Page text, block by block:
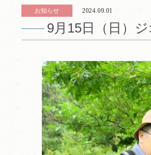
お知らせ 2024.09.01
9月15日（日）